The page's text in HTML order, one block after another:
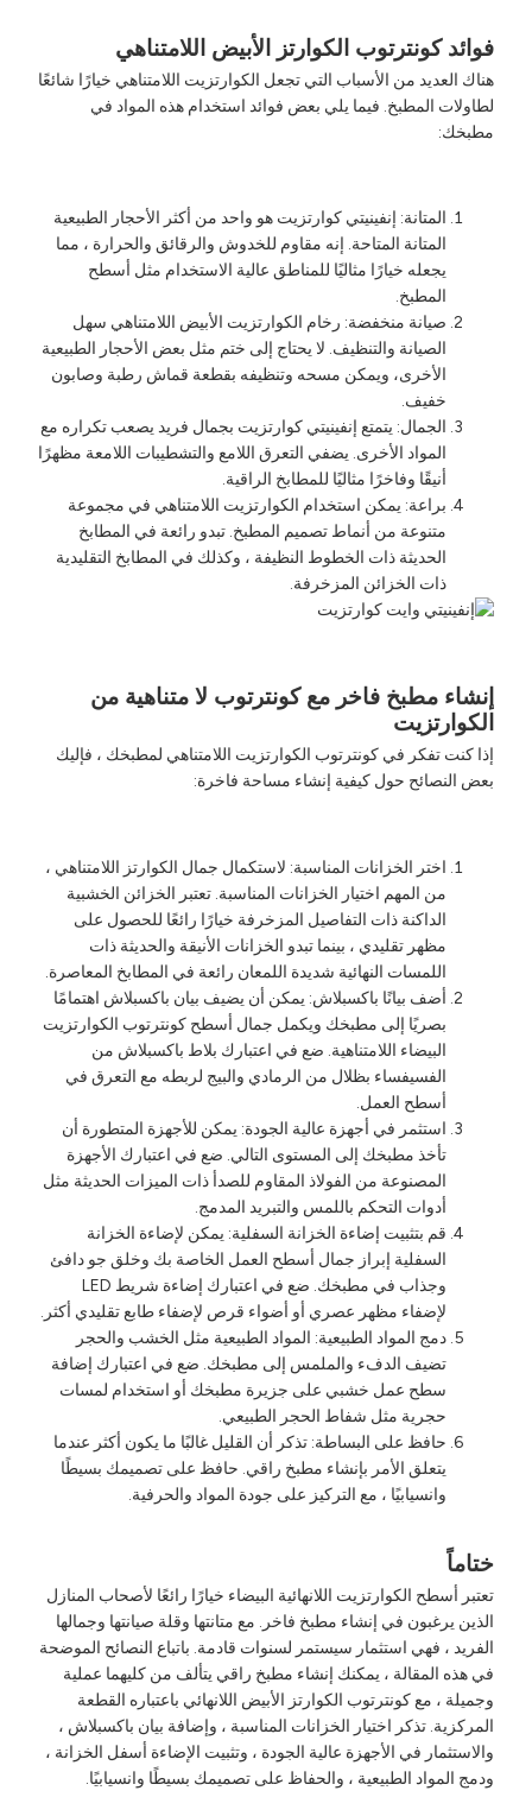
فوائد كونترتوب الكوارتز الأبيض اللامتناهي
هناك العديد من الأسباب التي تجعل الكوارتزيت اللامتناهي خيارًا شائعًا
لطاولات المطبخ. فيما يلي بعض فوائد استخدام هذه المواد في
مطبخك:
المتانة: إنفينيتي كوارتزيت هو واحد من أكثر الأحجار الطبيعية
المتانة المتاحة. إنه مقاوم للخدوش والرقائق والحرارة ، مما
يجعله خيارًا مثاليًا للمناطق عالية الاستخدام مثل أسطح
المطبخ.
صيانة منخفضة: رخام الكوارتزيت الأبيض اللامتناهي سهل
الصيانة والتنظيف. لا يحتاج إلى ختم مثل بعض الأحجار الطبيعية
الأخرى، ويمكن مسحه وتنظيفه بقطعة قماش رطبة وصابون
خفيف.
الجمال: يتمتع إنفينيتي كوارتزيت بجمال فريد يصعب تكراره مع
المواد الأخرى. يضفي التعرق اللامع والتشطيبات اللامعة مظهرًا
أنيقًا وفاخرًا مثاليًا للمطابخ الراقية.
براعة: يمكن استخدام الكوارتزيت اللامتناهي في مجموعة
متنوعة من أنماط تصميم المطبخ. تبدو رائعة في المطابخ
الحديثة ذات الخطوط النظيفة ، وكذلك في المطابخ التقليدية
ذات الخزائن المزخرفة.
إنشاء مطبخ فاخر مع كونترتوب لا متناهية من
الكوارتزيت
إذا كنت تفكر في كونترتوب الكوارتزيت اللامتناهي لمطبخك ، فإليك
بعض النصائح حول كيفية إنشاء مساحة فاخرة:
اختر الخزانات المناسبة: لاستكمال جمال الكوارتز اللامتناهي ،
من المهم اختيار الخزانات المناسبة. تعتبر الخزائن الخشبية
الداكنة ذات التفاصيل المزخرفة خيارًا رائعًا للحصول على
مظهر تقليدي ، بينما تبدو الخزانات الأنيقة والحديثة ذات
اللمسات النهائية شديدة اللمعان رائعة في المطابخ المعاصرة.
أضف بيانًا باكسبلاش: يمكن أن يضيف بيان باكسبلاش اهتمامًا
بصريًا إلى مطبخك ويكمل جمال أسطح كونترتوب الكوارتزيت
البيضاء اللامتناهية. ضع في اعتبارك بلاط باكسبلاش من
الفسيفساء بظلال من الرمادي والبيج لربطه مع التعرق في
أسطح العمل.
استثمر في أجهزة عالية الجودة: يمكن للأجهزة المتطورة أن
تأخذ مطبخك إلى المستوى التالي. ضع في اعتبارك الأجهزة
المصنوعة من الفولاذ المقاوم للصدأ ذات الميزات الحديثة مثل
أدوات التحكم باللمس والتبريد المدمج.
قم بتثبيت إضاءة الخزانة السفلية: يمكن لإضاءة الخزانة
السفلية إبراز جمال أسطح العمل الخاصة بك وخلق جو دافئ
وجذاب في مطبخك. ضع في اعتبارك إضاءة شريط LED
لإضفاء مظهر عصري أو أضواء قرص لإضفاء طابع تقليدي أكثر.
دمج المواد الطبيعية: المواد الطبيعية مثل الخشب والحجر
تضيف الدفء والملمس إلى مطبخك. ضع في اعتبارك إضافة
سطح عمل خشبي على جزيرة مطبخك أو استخدام لمسات
حجرية مثل شفاط الحجر الطبيعي.
حافظ على البساطة: تذكر أن القليل غالبًا ما يكون أكثر عندما
يتعلق الأمر بإنشاء مطبخ راقي. حافظ على تصميمك بسيطًا
وانسيابيًا ، مع التركيز على جودة المواد والحرفية.
ختاماً
تعتبر أسطح الكوارتزيت اللانهائية البيضاء خيارًا رائعًا لأصحاب المنازل
الذين يرغبون في إنشاء مطبخ فاخر. مع متانتها وقلة صيانتها وجمالها
الفريد ، فهي استثمار سيستمر لسنوات قادمة. باتباع النصائح الموضحة
في هذه المقالة ، يمكنك إنشاء مطبخ راقي يتألف من كليهما عملية
وجميلة ، مع كونترتوب الكوارتز الأبيض اللانهائي باعتباره القطعة
المركزية. تذكر اختيار الخزانات المناسبة ، وإضافة بيان باكسبلاش ،
والاستثمار في الأجهزة عالية الجودة ، وتثبيت الإضاءة أسفل الخزانة ،
ودمج المواد الطبيعية ، والحفاظ على تصميمك بسيطًا وانسيابيًا.